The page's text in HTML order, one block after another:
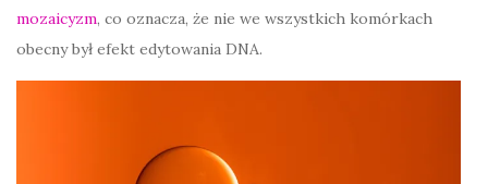
mozaicyzm, co oznacza, że nie we wszystkich komórkach
obecny był efekt edytowania DNA.